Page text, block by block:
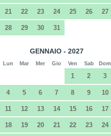
21 22 23 24 25 26 27
28 29 30 31
GENNAIO - 2027
Lun Mar Mer Gio Ven Sab Dom
1 2 3
4 5 6 7 8 9 10
11 12 13 14 15 16 17
18 19 20 21 22 23 24